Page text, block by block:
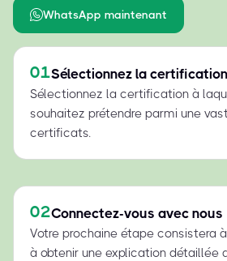
WhatsApp maintenant
01Sélectionnez la
Sélectionnez la certification à
souhaitez prétendre parmi une
certificats.
02Connectez-vous avec nous
Votre prochaine étape consistera
à obtenir une explication détaillée